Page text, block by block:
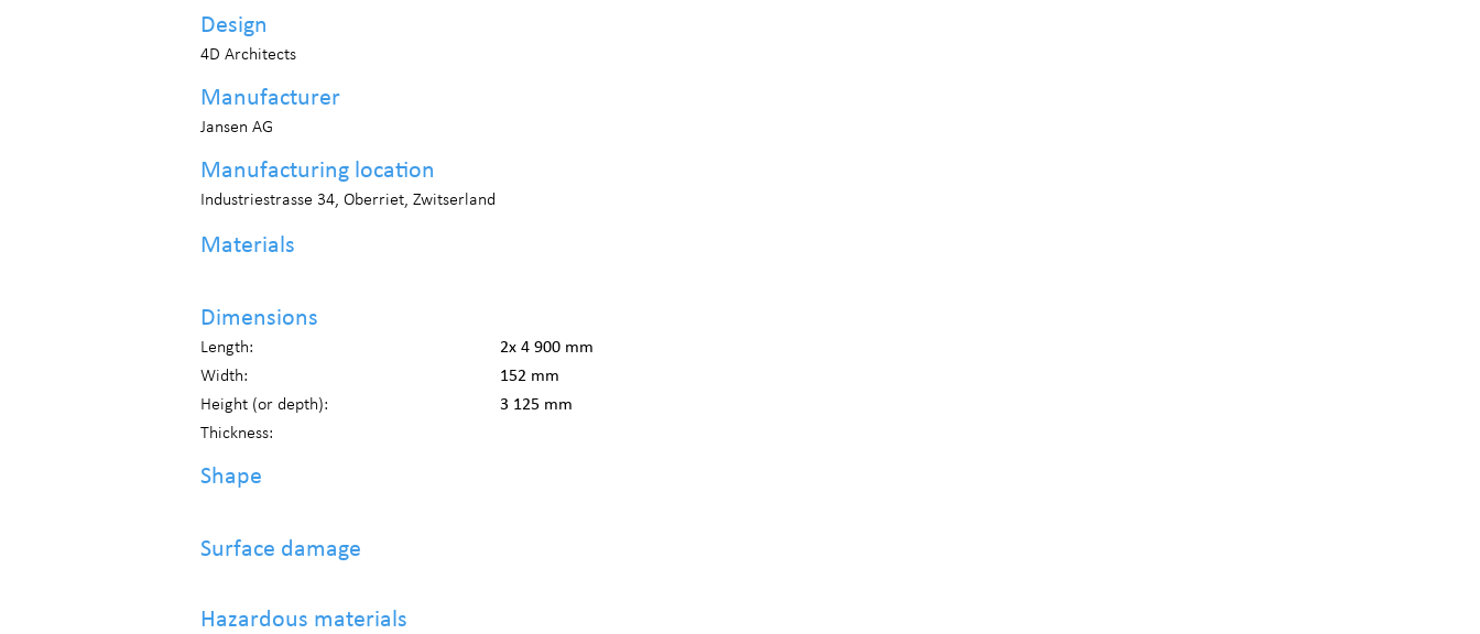
Design
4D Architects
Manufacturer
Jansen AG
Manufacturing location
Industriestrasse 34, Oberriet, Zwitserland
Materials
Dimensions
Length:
Width:
Height (or depth):
Thickness:
2x 4 900 mm
152 mm
3 125 mm
Shape
Surface damage
Hazardous materials